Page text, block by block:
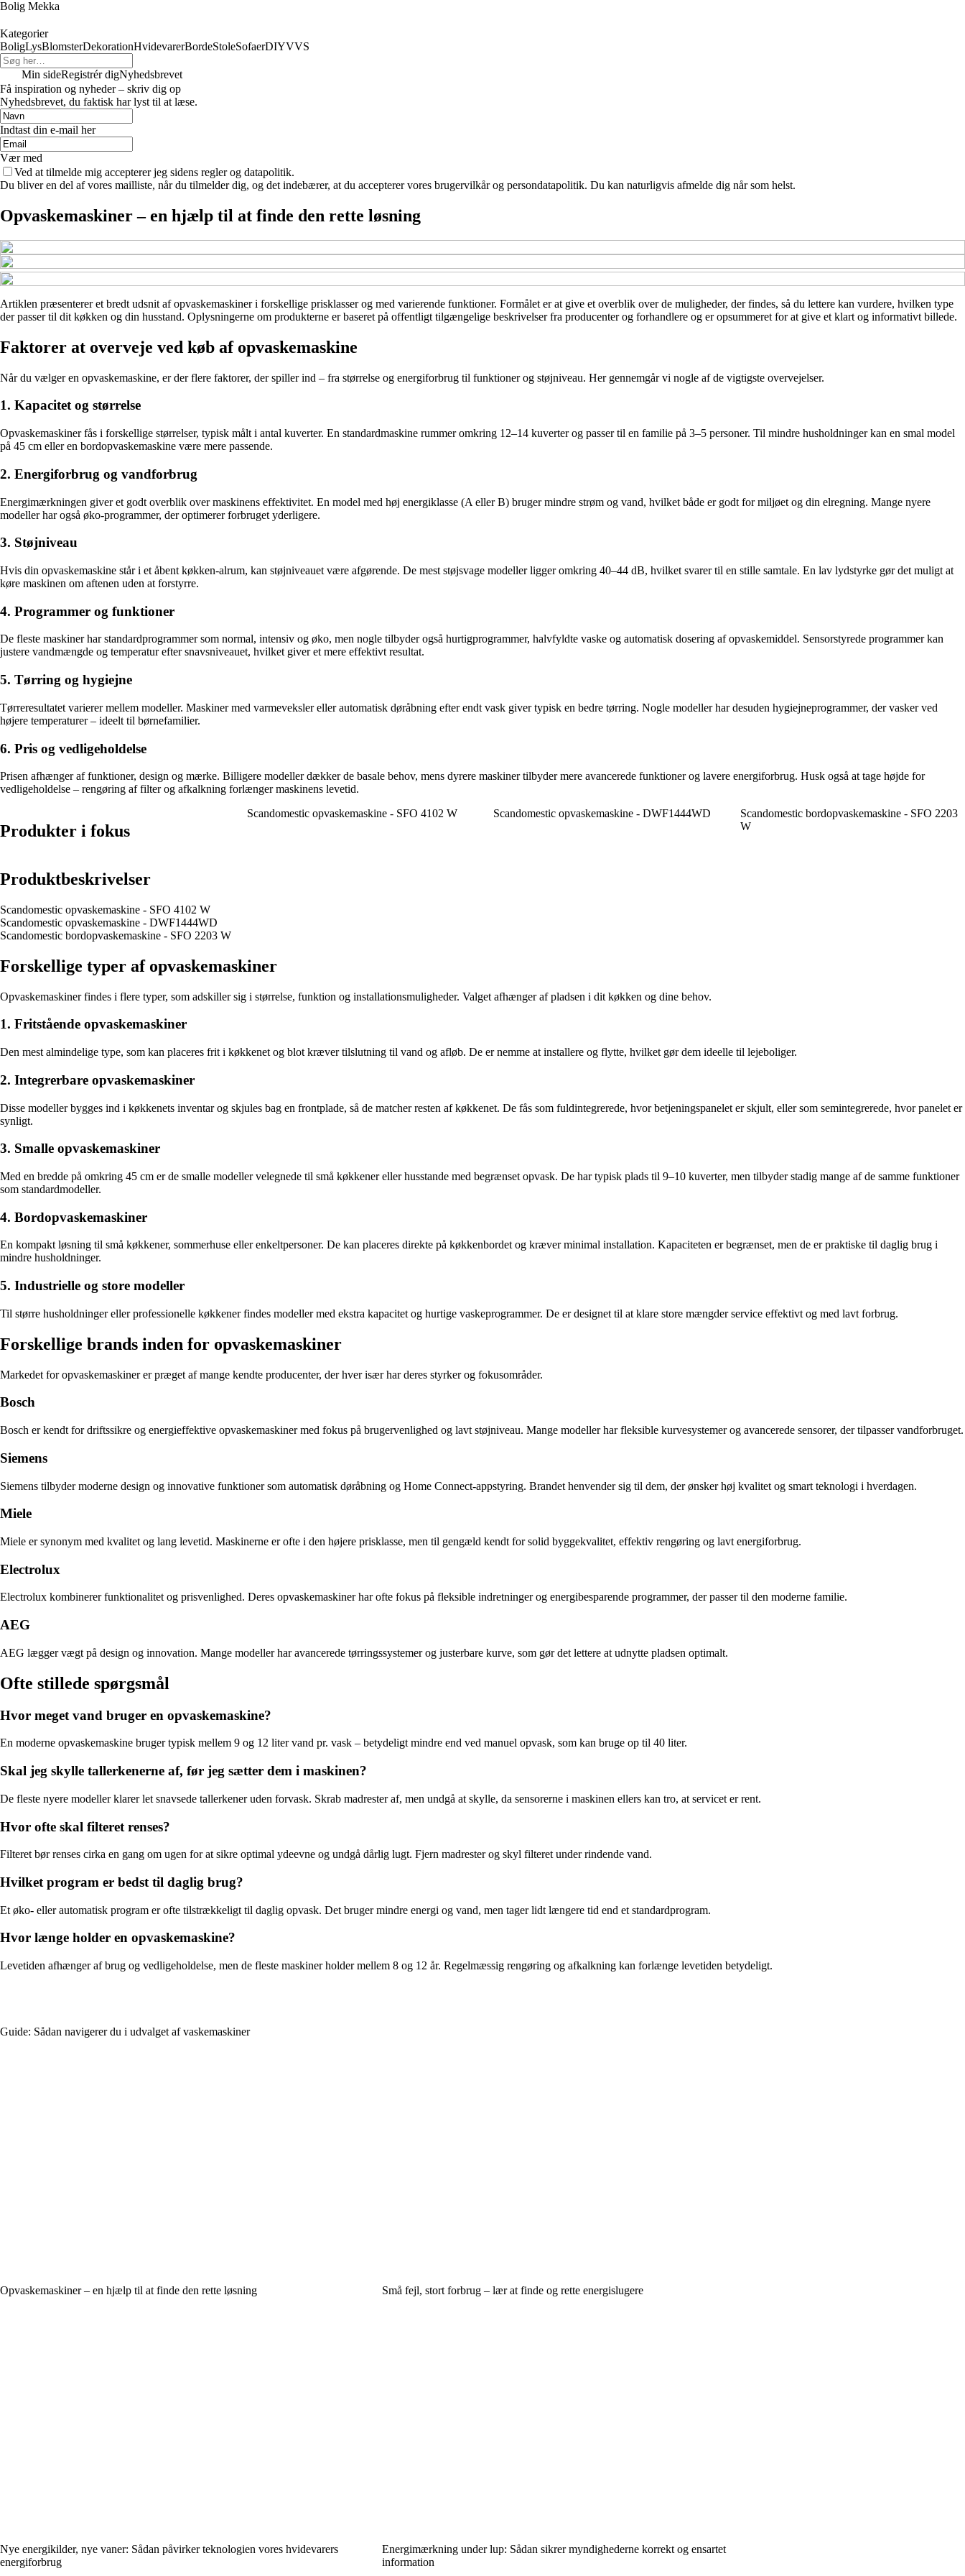
Bolig Mekka
Kategorier
BoligLysBlomsterDekorationHvidevarerBordeStoleSofaerDIYVVS
Min sideRegistrér digNyhedsbrevet
Få inspiration og nyheder – skriv dig op
Nyhedsbrevet, du faktisk har lyst til at læse.
Indtast din e-mail her
Vær med
Ved at tilmelde mig accepterer jeg sidens regler og datapolitik.
Du bliver en del af vores mailliste, når du tilmelder dig, og det indebærer, at du accepterer vores brugervilkår og persondatapolitik. Du kan naturligvis afmelde dig når som helst.
Opvaskemaskiner – en hjælp til at finde den rette løsning
Artiklen præsenterer et bredt udsnit af opvaskemaskiner i forskellige prisklasser og med varierende funktioner. Formålet er at give et overblik over de muligheder, der findes, så du lettere kan vurdere, hvilken type
der passer til dit køkken og din husstand. Oplysningerne om produkterne er baseret på offentligt tilgængelige beskrivelser fra producenter og forhandlere og er opsummeret for at give et klart og informativt billede.
Faktorer at overveje ved køb af opvaskemaskine
Når du vælger en opvaskemaskine, er der flere faktorer, der spiller ind – fra størrelse og energiforbrug til funktioner og støjniveau. Her gennemgår vi nogle af de vigtigste overvejelser.
1. Kapacitet og størrelse
Opvaskemaskiner fås i forskellige størrelser, typisk målt i antal kuverter. En standardmaskine rummer omkring 12–14 kuverter og passer til en familie på 3–5 personer. Til mindre husholdninger kan en smal model
på 45 cm eller en bordopvaskemaskine være mere passende.
2. Energiforbrug og vandforbrug
Energimærkningen giver et godt overblik over maskinens effektivitet. En model med høj energiklasse (A eller B) bruger mindre strøm og vand, hvilket både er godt for miljøet og din elregning. Mange nyere
modeller har også øko-programmer, der optimerer forbruget yderligere.
3. Støjniveau
Hvis din opvaskemaskine står i et åbent køkken-alrum, kan støjniveauet være afgørende. De mest støjsvage modeller ligger omkring 40–44 dB, hvilket svarer til en stille samtale. En lav lydstyrke gør det muligt at
køre maskinen om aftenen uden at forstyrre.
4. Programmer og funktioner
De fleste maskiner har standardprogrammer som normal, intensiv og øko, men nogle tilbyder også hurtigprogrammer, halvfyldte vaske og automatisk dosering af opvaskemiddel. Sensorstyrede programmer kan
justere vandmængde og temperatur efter snavsniveauet, hvilket giver et mere effektivt resultat.
5. Tørring og hygiejne
Tørreresultatet varierer mellem modeller. Maskiner med varmeveksler eller automatisk døråbning efter endt vask giver typisk en bedre tørring. Nogle modeller har desuden hygiejneprogrammer, der vasker ved
højere temperaturer – ideelt til børnefamilier.
6. Pris og vedligeholdelse
Prisen afhænger af funktioner, design og mærke. Billigere modeller dækker de basale behov, mens dyrere maskiner tilbyder mere avancerede funktioner og lavere energiforbrug. Husk også at tage højde for
vedligeholdelse – rengøring af filter og afkalkning forlænger maskinens levetid.
Produkter i fokus
Scandomestic opvaskemaskine - SFO 4102 W Scandomestic opvaskemaskine - DWF1444WD
Scandomestic bordopvaskemaskine - SFO 2203
W
Produktbeskrivelser
Scandomestic opvaskemaskine - SFO 4102 W
Scandomestic opvaskemaskine - DWF1444WD
Scandomestic bordopvaskemaskine - SFO 2203 W
Forskellige typer af opvaskemaskiner
Opvaskemaskiner findes i flere typer, som adskiller sig i størrelse, funktion og installationsmuligheder. Valget afhænger af pladsen i dit køkken og dine behov.
1. Fritstående opvaskemaskiner
Den mest almindelige type, som kan placeres frit i køkkenet og blot kræver tilslutning til vand og afløb. De er nemme at installere og flytte, hvilket gør dem ideelle til lejeboliger.
2. Integrerbare opvaskemaskiner
Disse modeller bygges ind i køkkenets inventar og skjules bag en frontplade, så de matcher resten af køkkenet. De fås som fuldintegrerede, hvor betjeningspanelet er skjult, eller som semintegrerede, hvor panelet er
synligt.
3. Smalle opvaskemaskiner
Med en bredde på omkring 45 cm er de smalle modeller velegnede til små køkkener eller husstande med begrænset opvask. De har typisk plads til 9–10 kuverter, men tilbyder stadig mange af de samme funktioner
som standardmodeller.
4. Bordopvaskemaskiner
En kompakt løsning til små køkkener, sommerhuse eller enkeltpersoner. De kan placeres direkte på køkkenbordet og kræver minimal installation. Kapaciteten er begrænset, men de er praktiske til daglig brug i
mindre husholdninger.
5. Industrielle og store modeller
Til større husholdninger eller professionelle køkkener findes modeller med ekstra kapacitet og hurtige vaskeprogrammer. De er designet til at klare store mængder service effektivt og med lavt forbrug.
Forskellige brands inden for opvaskemaskiner
Markedet for opvaskemaskiner er præget af mange kendte producenter, der hver især har deres styrker og fokusområder.
Bosch
Bosch er kendt for driftssikre og energieffektive opvaskemaskiner med fokus på brugervenlighed og lavt støjniveau. Mange modeller har fleksible kurvesystemer og avancerede sensorer, der tilpasser vandforbruget.
Siemens
Siemens tilbyder moderne design og innovative funktioner som automatisk døråbning og Home Connect-appstyring. Brandet henvender sig til dem, der ønsker høj kvalitet og smart teknologi i hverdagen.
Miele
Miele er synonym med kvalitet og lang levetid. Maskinerne er ofte i den højere prisklasse, men til gengæld kendt for solid byggekvalitet, effektiv rengøring og lavt energiforbrug.
Electrolux
Electrolux kombinerer funktionalitet og prisvenlighed. Deres opvaskemaskiner har ofte fokus på fleksible indretninger og energibesparende programmer, der passer til den moderne familie.
AEG
AEG lægger vægt på design og innovation. Mange modeller har avancerede tørringssystemer og justerbare kurve, som gør det lettere at udnytte pladsen optimalt.
Ofte stillede spørgsmål
Hvor meget vand bruger en opvaskemaskine?
En moderne opvaskemaskine bruger typisk mellem 9 og 12 liter vand pr. vask – betydeligt mindre end ved manuel opvask, som kan bruge op til 40 liter.
Skal jeg skylle tallerkenerne af, før jeg sætter dem i maskinen?
De fleste nyere modeller klarer let snavsede tallerkener uden forvask. Skrab madrester af, men undgå at skylle, da sensorerne i maskinen ellers kan tro, at servicet er rent.
Hvor ofte skal filteret renses?
Filteret bør renses cirka en gang om ugen for at sikre optimal ydeevne og undgå dårlig lugt. Fjern madrester og skyl filteret under rindende vand.
Hvilket program er bedst til daglig brug?
Et øko- eller automatisk program er ofte tilstrækkeligt til daglig opvask. Det bruger mindre energi og vand, men tager lidt længere tid end et standardprogram.
Hvor længe holder en opvaskemaskine?
Levetiden afhænger af brug og vedligeholdelse, men de fleste maskiner holder mellem 8 og 12 år. Regelmæssig rengøring og afkalkning kan forlænge levetiden betydeligt.
Guide: Sådan navigerer du i udvalget af vaskemaskiner
Opvaskemaskiner – en hjælp til at finde den rette løsning Små fejl, stort forbrug – lær at finde og rette energislugere
Nye energikilder, nye vaner: Sådan påvirker teknologien vores hvidevarers
energiforbrug
Energimærkning under lup: Sådan sikrer myndighederne korrekt og ensartet
information